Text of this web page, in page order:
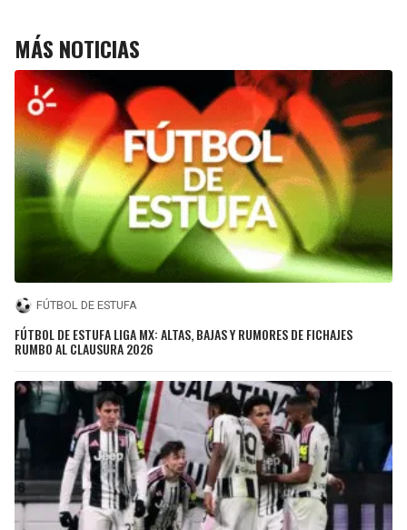
MÁS NOTICIAS
FÚTBOL DE ESTUFA
FÚTBOL DE ESTUFA LIGA MX: ALTAS, BAJAS Y RUMORES DE FICHAJES
RUMBO AL CLAUSURA 2026